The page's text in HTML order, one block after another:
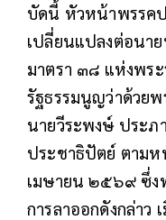
บัดนี้ หัวหน้าพรรคป
เปลี่ยนแปลงต่อนา
มาตรา ๓๘ แห่งพร
รัฐธรรมนูญว่าด้วย
นายวีระพงษ์ ประภ
ประชาธิปัตย์ ตาม
เมษายน ๒๕๖๙ ซึ่ง
การลาออกดังกล่า